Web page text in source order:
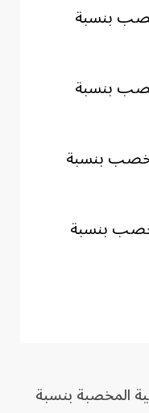
مخصب بنسبة
مخصب بنسبة
مخصب بنسبة
مخصب بنسبة
المخصبة بنسبة